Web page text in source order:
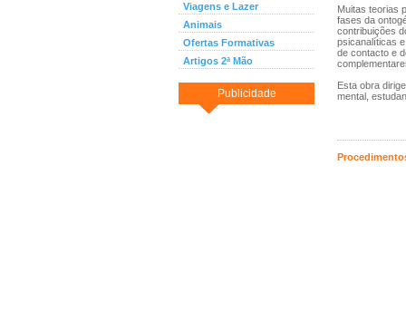
Viagens e Lazer
Animais
Ofertas Formativas
Artigos 2ª Mão
Publicidade
Muitas teorias
fases da
contribuições
psicanalíticas
de contacto e
Esta obra
mental,